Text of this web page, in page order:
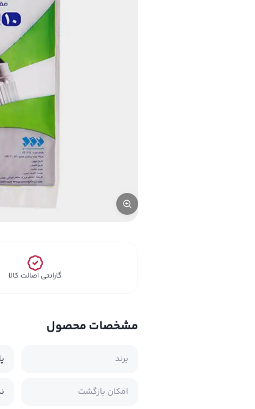
گارانتی اصالت کالا
مشخصات محصول
برند
امکان بازگشت